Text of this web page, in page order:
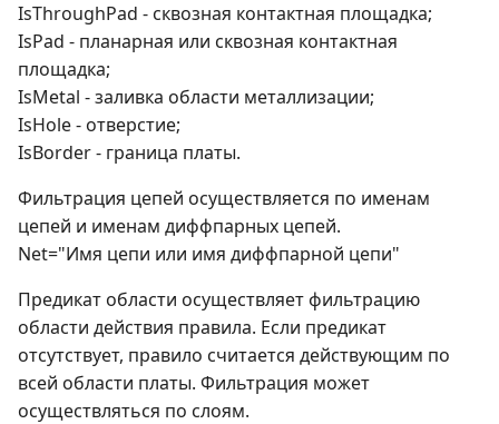
IsThroughPad - сквозная контактная площадка;
IsPad - планарная или сквозная контактная
площадка;
IsMetal - заливка области металлизации;
IsHole - отверстие;
IsBorder - граница платы.
Фильтрация цепей осуществляется по именам
цепей и именам диффпарных цепей.
Net="Имя цепи или имя диффпарной цепи"
Предикат области осуществляет фильтрацию
области действия правила. Если предикат
отсутствует, правило считается действующим по
всей области платы. Фильтрация может
осуществляться по слоям.